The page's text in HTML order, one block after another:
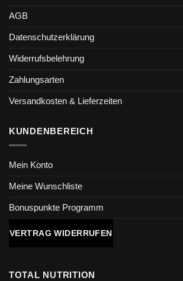
AGB
Datenschutzerklärung
Widerrufsbelehrung
Zahlungsarten
Versandkosten & Lieferzeiten
KUNDENBEREICH
Mein Konto
Meine Wunschliste
Bonuspunkte Programm
VERTRAG WIDERRUFEN
TOTAL NUTRITION